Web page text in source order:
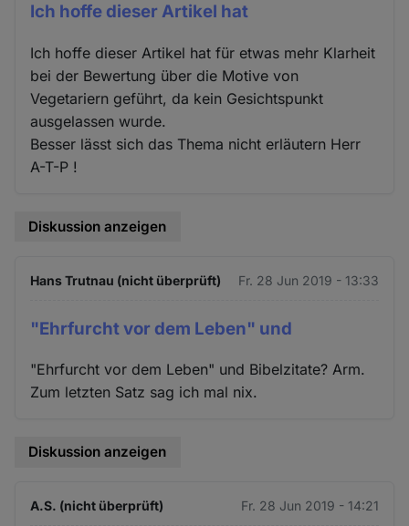
Ich hoffe dieser Artikel hat
Ich hoffe dieser Artikel hat für etwas mehr Klarheit
bei der Bewertung über die Motive von
Vegetariern geführt, da kein Gesichtspunkt
ausgelassen wurde.
Besser lässt sich das Thema nicht erläutern Herr
A-T-P !
Diskussion anzeigen
Hans Trutnau (nicht überprüft) Fr. 28 Jun 2019 - 13:33
"Ehrfurcht vor dem Leben" und
"Ehrfurcht vor dem Leben" und Bibelzitate? Arm.
Zum letzten Satz sag ich mal nix.
Diskussion anzeigen
A.S. (nicht überprüft) Fr. 28 Jun 2019 - 14:21